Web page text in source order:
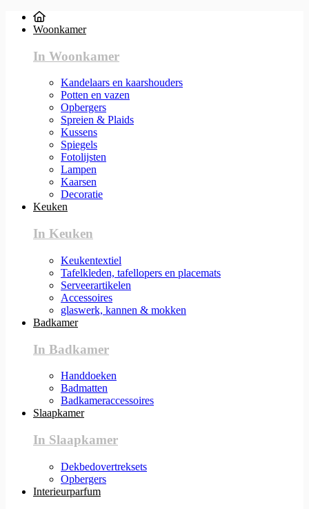
Woonkamer
In Woonkamer
Kandelaars en kaarshouders
Potten en vazen
Opbergers
Spreien & Plaids
Kussens
Spiegels
Fotolijsten
Lampen
Kaarsen
Decoratie
Keuken
In Keuken
Keukentextiel
Tafelkleden, tafellopers en placemats
Serveerartikelen
Accessoires
glaswerk, kannen & mokken
Badkamer
In Badkamer
Handdoeken
Badmatten
Badkameraccessoires
Slaapkamer
In Slaapkamer
Dekbedovertreksets
Opbergers
Interieurparfum